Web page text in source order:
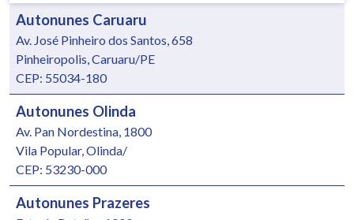
Autonunes Caruaru
Av. José Pinheiro dos Santos, 658
Pinheiropolis, Caruaru/PE
CEP: 55034-180
Autonunes Olinda
Av. Pan Nordestina, 1800
Vila Popular, Olinda/
CEP: 53230-000
Autonunes Prazeres